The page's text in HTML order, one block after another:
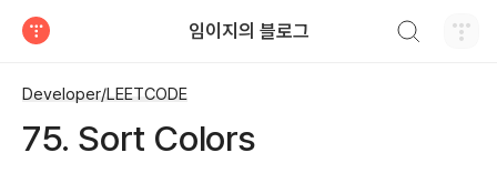
임이지의 블로그
Developer/LEETCODE
75. Sort Colors